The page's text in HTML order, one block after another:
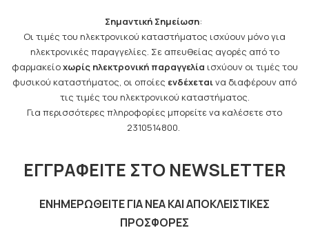
Σημαντική Σημείωση:
Οι τιμές του ηλεκτρονικού καταστήματος ισχύουν μόνο για
ηλεκτρονικές παραγγελίες. Σε απευθείας αγορές από το
φαρμακείοχωρίς ηλεκτρονική παραγγελία ισχύουν οι τιμές του
φυσικού καταστήματος, οι οποίες ενδέχεταινα διαφέρουν από
τις τιμές του ηλεκτρονικού καταστήματος.
Για περισσότερες πληροφορίες μπορείτε να καλέσετε στο
2310514800.
ΕΓΓΡΑΦΕΊΤΕ ΣΤΟ NEWSLETTER
ΕΝΗΜΕΡΩΘΕΊΤΕ ΓΙΑ ΝΈΑ ΚΑΙ ΑΠΟΚΛΕΙΣΤΙΚΈΣ
ΠΡΟΣΦΟΡΈΣ